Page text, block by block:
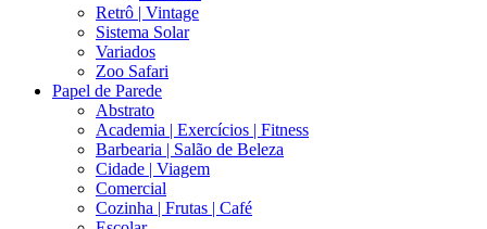
Retrô | Vintage
Sistema Solar
Variados
Zoo Safari
Papel de Parede
Abstrato
Academia | Exercícios | Fitness
Barbearia | Salão de Beleza
Cidade | Viagem
Comercial
Cozinha | Frutas | Café